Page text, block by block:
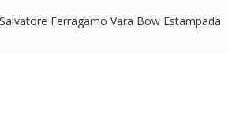
Ferragamo Vara Bow Estampada